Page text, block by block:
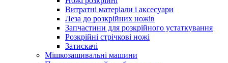
Витратні матеріали і аксесуари
Леза до розкрійних ножів
Запчастини для розкрійного устаткування
Розкрійні стрічкові ножі
Затискачі
Мішкозашивальні машини